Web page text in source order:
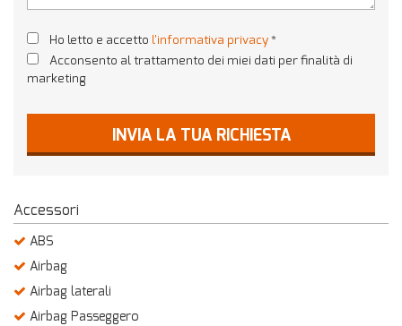
Ho letto e accetto l'informativa privacy*
Acconsento al trattamento dei miei dati per finalità di
marketing
INVIA LA TUA RICHIESTA
Accessori
ABS
Airbag
Airbag laterali
Airbag Passeggero
Cookie di marketing
Leggi
la